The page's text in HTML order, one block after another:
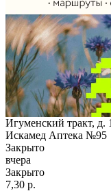
Игуменский тракт, д.
Искамед Аптека №95
Закрыто
вчера
Закрыто
7,30 р.